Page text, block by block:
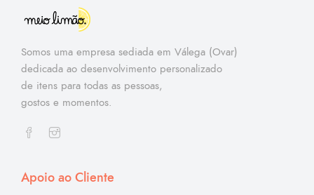
Somos uma empresa sediada em Válega (Ovar)
dedicada ao desenvolvimento personalizado
de itens para todas as pessoas,
gostos e momentos.
Apoio ao Cliente